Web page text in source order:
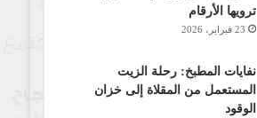
ترويها الأرقام
23 فبراير، 2026
نفايات المطبخ: رحلة الزيت
المستعمل من المقلاة إلى خزان
الوقود